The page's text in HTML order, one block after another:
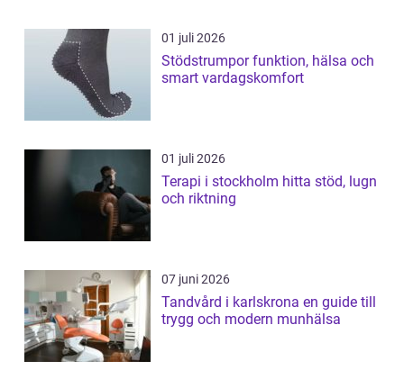
01 juli 2026
Stödstrumpor funktion, hälsa och
smart vardagskomfort
01 juli 2026
Terapi i stockholm hitta stöd, lugn
och riktning
07 juni 2026
Tandvård i karlskrona en guide till
trygg och modern munhälsa